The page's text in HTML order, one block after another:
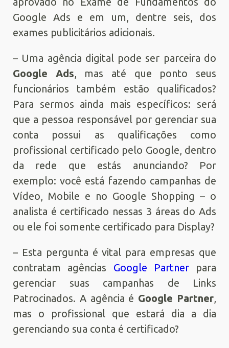
Google Ads e em um, dentre seis, dos
exames publicitários adicionais.
– Uma agência digital pode ser parceira do
Google Ads, mas até que ponto seus
funcionários também estão qualificados?
Para sermos ainda mais específicos: será
que a pessoa responsável por gerenciar sua
conta possui as qualificações como
profissional certificado pelo Google, dentro
da rede que estás anunciando? Por
exemplo: você está fazendo campanhas de
Vídeo, Mobile e no Google Shopping – o
analista é certificado nessas 3 áreas do Ads
ou ele foi somente certificado para Display?
– Esta pergunta é vital para empresas que
contratam agências Google Partnerpara
gerenciar suas campanhas de Links
Patrocinados. A agência é Google Partner,
mas o profissional que estará dia a dia
gerenciando sua conta é certificado?